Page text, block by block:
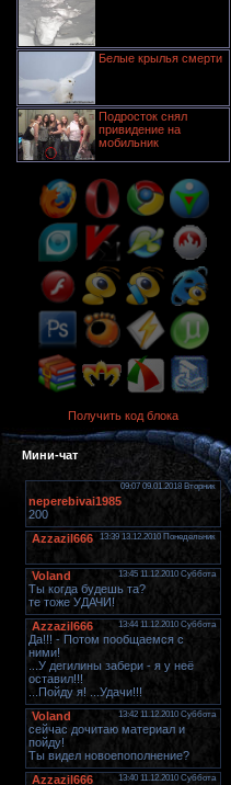
Белые крылья смерти
Подросток снял
привидение на
мобильник
Получить код блока
Мини-чат